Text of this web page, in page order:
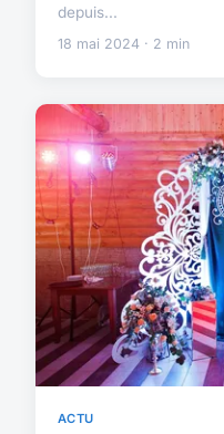
depuis...
18 mai 2024 · 2 min
ACTU